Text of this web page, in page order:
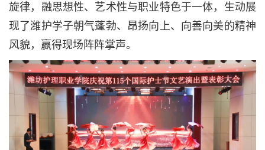
旋律，融思想性、艺术性与职业特色于一体，生动展
现了潍护学子朝气蓬勃、昂扬向上、向善向美的精神
风貌，赢得现场阵阵掌声。